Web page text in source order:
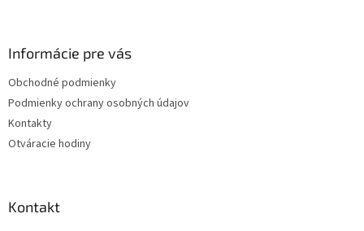
Informácie pre vás
Obchodné podmienky
Podmienky ochrany osobných údajov
Kontakty
Otváracie hodiny
Kontakt